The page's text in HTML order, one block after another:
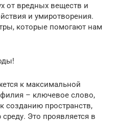
от вредных веществ и
и умиротворения.
которые помогают нам
к максимальной
– ключевое слово,
созданию пространств,
Это проявляется в